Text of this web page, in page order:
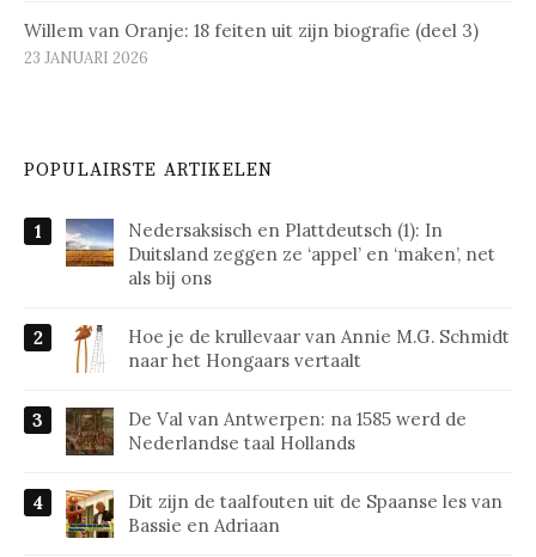
Willem van Oranje: 18 feiten uit zijn biografie (deel 3)
23 JANUARI 2026
POPULAIRSTE ARTIKELEN
Nedersaksisch en Plattdeutsch (1): In
Duitsland zeggen ze ‘appel’ en ‘maken’, net
als bij ons
Hoe je de krullevaar van Annie M.G. Schmidt
naar het Hongaars vertaalt
De Val van Antwerpen: na 1585 werd de
Nederlandse taal Hollands
Dit zijn de taalfouten uit de Spaanse les van
Bassie en Adriaan